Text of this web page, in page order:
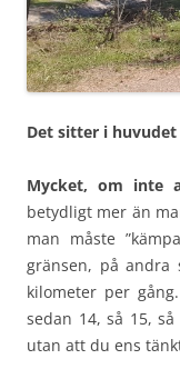
Det sitter i huvudet
Mycket, om inte
betydligt mer än
man måste
gränsen, på andra
kilometer per
sedan 14, så 15,
utan att du ens